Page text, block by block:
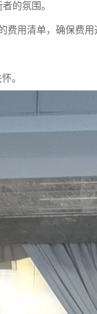
的氛围。
费用清单，确保费
。